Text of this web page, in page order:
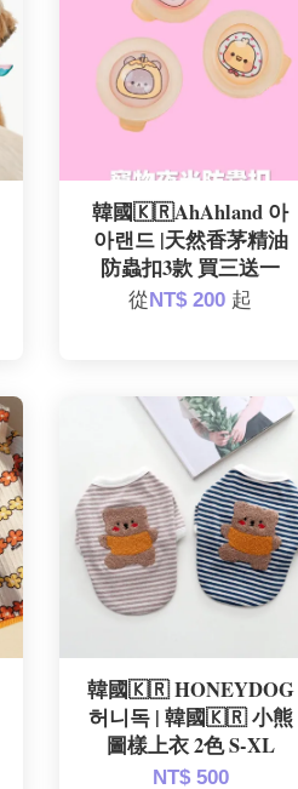
韓國🇰🇷AhAhland 아
아랜드 |天然香茅精油
防蟲扣3款 買三送一
從NT$ 200 起
韓國🇰🇷 HONEYDOG
허니독 | 韓國🇰🇷 小熊
圖樣上衣 2色 S-XL
NT$ 500